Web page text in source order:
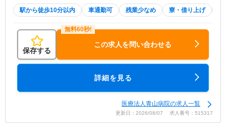
駅から徒歩10分以内 車通勤可 残業少なめ 寮・借り上げ
保存する
この求人を問い合わせる
詳細を見る
医療法人青山病院の求人一覧
更新日：2026/08/07 求人番号：515317